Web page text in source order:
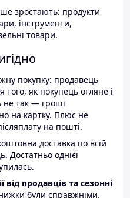
зростають: продукти
інструменти,
товари.
покупку: продавець
як покупець огляне і
так — гроші
на картку. Плюс не
на пошті.
доставка по всій
Достатньо однієї
від продавців та сезонні
були справжніми.